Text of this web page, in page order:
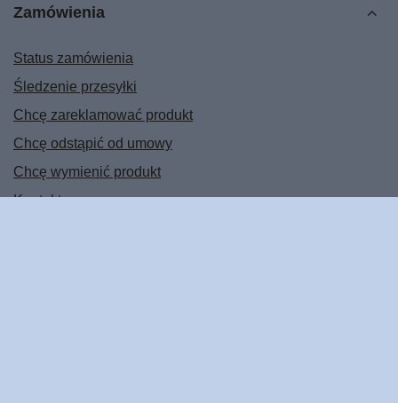
Zamówienia
Status zamówienia
Śledzenie przesyłki
Chcę zareklamować produkt
Chcę odstąpić od umowy
Chcę wymienić produkt
Kontakt